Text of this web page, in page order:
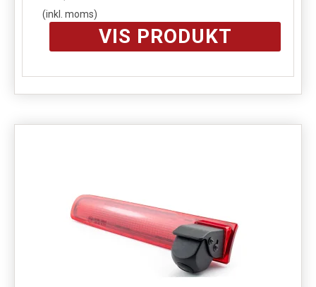
(inkl. moms)
VIS PRODUKT